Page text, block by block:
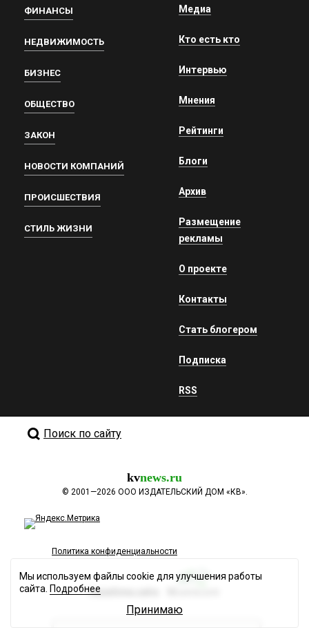
ФИНАНСЫ
НЕДВИЖИМОСТЬ
БИЗНЕС
ОБЩЕСТВО
ЗАКОН
НОВОСТИ КОМПАНИЙ
ПРОИСШЕСТВИЯ
СТИЛЬ ЖИЗНИ
Медиа
Кто есть кто
Интервью
Мнения
Рейтинги
Блоги
Архив
Размещение
рекламы
О проекте
Контакты
Стать блогером
Подписка
RSS
Поиск по сайту
kvnews.ru
© 2001—2026 ООО ИЗДАТЕЛЬСКИЙ ДОМ «КВ».
Политика конфиденциальности
Разработка сайта
Мы используем файлы cookie для улучшения работы
сайта. Подробнее
Принимаю